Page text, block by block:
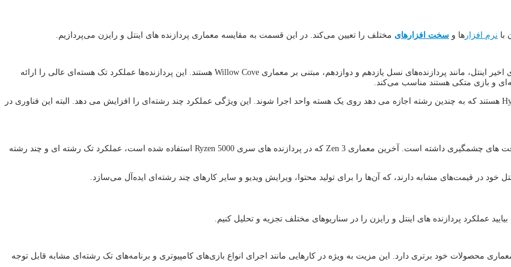
نرم افزار ها و سخت افزارهای مختلف را تعیین می‌کند. در این قسمت به مقایسه معماری پردازنده های اینتل و رایزن می‌پردازیم.
اینتل در درجه اول از معماری x86 برای پردازنده های خود استفاده می‌کند. پردازنده‌های اخیر اینتل، مانند پردازنده‌های نسل یازدهم و دوازدهم، مبتنی بر معماری Willow Cove هستند. این پردازنده‌ها عملکرد تک هسته‌ای عالی را ارائه
و بازی متکی هستند مناسب می‌کند.
تفاوت پردازنده اینتل و AMD پردازنده های اینتل همچنین دارای فناوری Hyper-Threading هستند که به چندین رشته اجازه می دهد روی یک هسته واحد اجرا شوند. این ویژگی عملکرد چند رشته‌ای را افزایش می دهد. البته این فناوری در
پردازنده های Ryzen AMD بر اساس معماری Zen ساخته شده اند که با هر نسل پیشرفت های چشمگیری داشته است. آخرین معماری Zen 3 که در پردازنده های سری Ryzen 5000 استفاده شده است، عملکرد تک رشته ای و چند رشته
خود در قیمت‌های مشابه دارند، که آن‌ها را برای تولید محتوا، ویرایش ویدیو و سایر کارهای چند رشته‌ای ایده‌آل می‌سازد.
معماری محصولات خود برتری دارد. این مزیت به ویژه در کارهایی مانند اجرای انواع بازی‌های کامپیوتری و برنامه‌های تک رشته‌ای مشابه قابل توجه